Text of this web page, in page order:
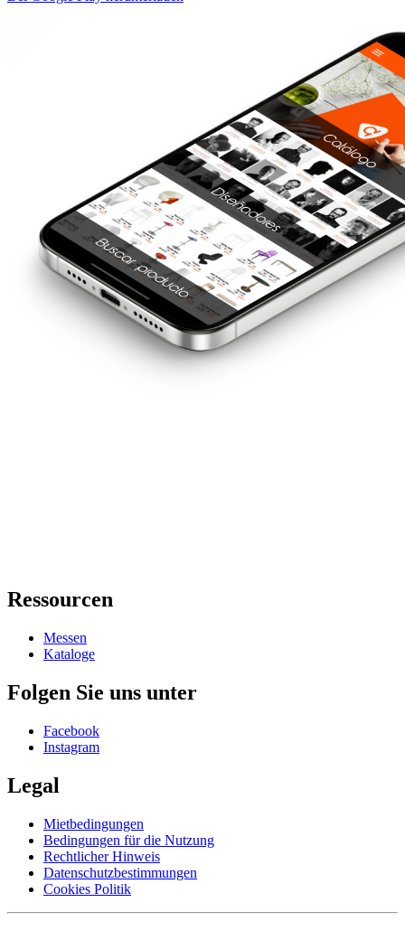
Ressourcen
Messen
Kataloge
Folgen Sie uns unter
Facebook
Instagram
Legal
Mietbedingungen
Bedingungen für die Nutzung
Rechtlicher Hinweis
Datenschutzbestimmungen
Cookies Politik